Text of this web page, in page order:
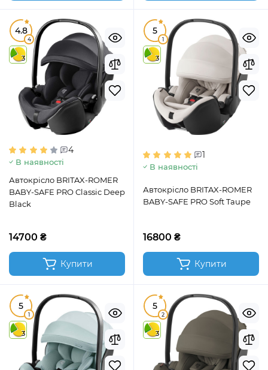
4.8
4
3
4
В наявності
Автокрісло BRITAX-ROMER
BABY-SAFE PRO Classic Deep
Black
14700 ₴
Купити
5
1
3
1
В наявності
Автокрісло BRITAX-ROMER
BABY-SAFE PRO Soft Taupe
16800 ₴
Купити
5
1
3
5
2
3